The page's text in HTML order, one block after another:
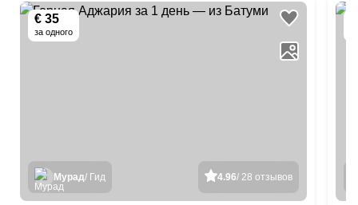
€ 35
за одного
4.96/ 28 отзывов
Мурад/ Гид